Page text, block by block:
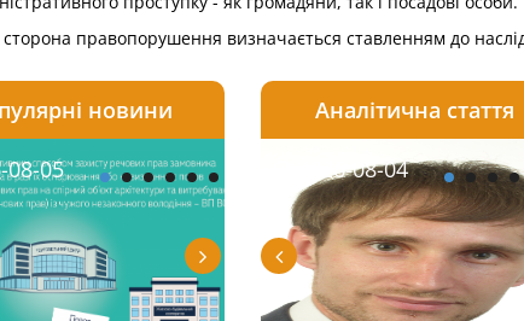
правопорушення визначається ставленням до
новини
05 2026-08-05
Аналітична стаття
08-03 2026-08-04
2026-07-23